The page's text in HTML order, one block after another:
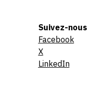
Suivez-nous
Facebook
X
LinkedIn